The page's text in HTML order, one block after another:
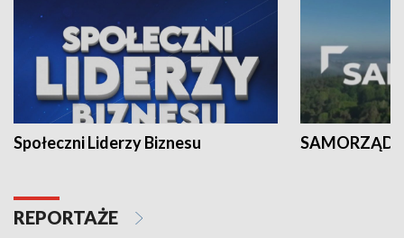
Społeczni Liderzy Biznesu SAMORZĄD
REPORTAŻE